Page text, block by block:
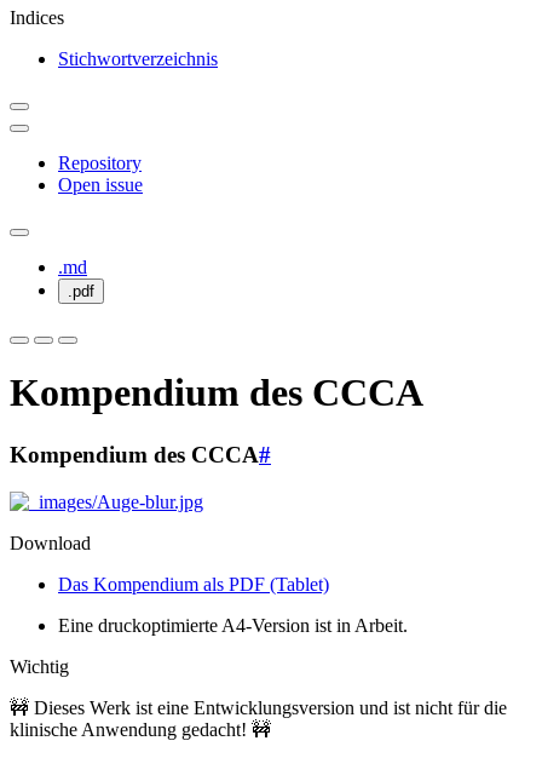
Indices
Stichwortverzeichnis
Repository
Open issue
.md
.pdf
Kompendium des CCCA
Kompendium des CCCA#
Download
Das Kompendium als PDF (Tablet)
Eine druckoptimierte A4-Version ist in Arbeit.
Wichtig
🚧 Dieses Werk ist eine Entwicklungsversion und ist nicht für die
klinische Anwendung gedacht! 🚧